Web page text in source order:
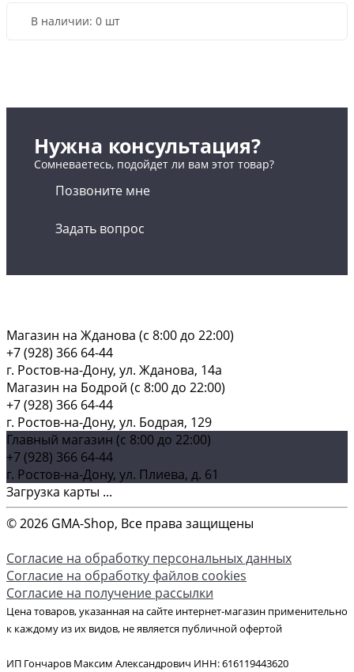
В наличии: 0 шт
Нужна консультация?
Сомневаетесь, подойдет ли вам этот товар?
Позвоните мне
Задать вопрос
Магазин на Жданова (c 8:00 до 22:00)
+7 (928) 366 64-44
г. Ростов-на-Дону, ул. Жданова, 14а
Магазин на Бодрой (c 8:00 до 22:00)
+7 (928) 366 64-44
г. Ростов-на-Дону, ул. Бодрая, 129
Главный магазин (c 8:00 до 22:00)
+7 (928) 366 64-44
г. Ростов-на-Дону, ул. Плиева, д. 61
Загрузка карты ...
© 2026 GMA-Shop, Все права защищены
Согласие на обработку персональных данных
Согласие на обработку файлов cookies
Согласие на получение рассылки
Цена товаров, указанная на сайте интернет-магазин применительно
к каждому из их видов, не является публичной офертой
ИП Гончаров Максим Александрович ИНН: 616119443620